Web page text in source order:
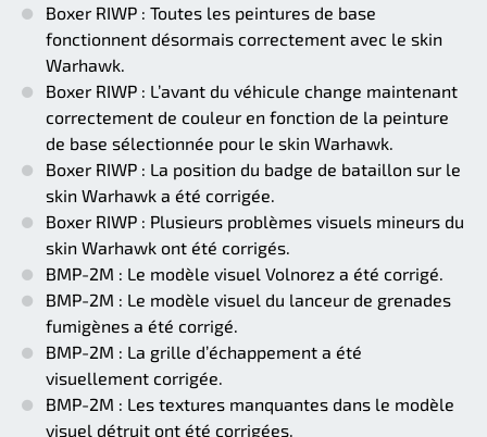
Boxer RIWP : Toutes les peintures de base
fonctionnent désormais correctement avec le skin
Warhawk.
Boxer RIWP : L’avant du véhicule change maintenant
correctement de couleur en fonction de la peinture
de base sélectionnée pour le skin Warhawk.
Boxer RIWP : La position du badge de bataillon sur le
skin Warhawk a été corrigée.
Boxer RIWP : Plusieurs problèmes visuels mineurs du
skin Warhawk ont été corrigés.
BMP-2M : Le modèle visuel Volnorez a été corrigé.
BMP-2M : Le modèle visuel du lanceur de grenades
fumigènes a été corrigé.
BMP-2M : La grille d’échappement a été
visuellement corrigée.
BMP-2M : Les textures manquantes dans le modèle
visuel détruit ont été corrigées.